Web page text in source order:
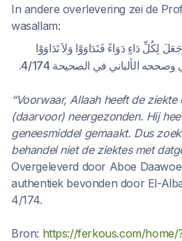
In andere overlevering zei de
wasallam:
لِكُلِّ دَاءٍ دَوَاءً فَتَدَاوَوْا وَلاَ تَدَاوَوْا
الألباني في الصحيحة 4/174.
“Voorwaar, Allaah heeft de
(daarvoor) neergezonden. Hij
geneesmiddel gemaakt. Dus
behandel niet de ziektes met
Overgeleverd door Aboe
authentiek bevonden door El-
4/174.
Bron: https://ferkous.com/home/